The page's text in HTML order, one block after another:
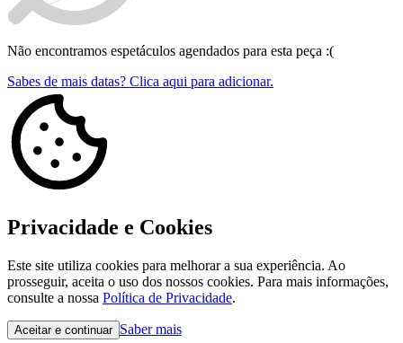
Não encontramos espetáculos agendados para esta peça :(
Sabes de mais datas? Clica aqui para adicionar.
Privacidade e Cookies
Este site utiliza cookies para melhorar a sua experiência. Ao
prosseguir, aceita o uso dos nossos cookies. Para mais informações,
consulte a nossa Política de Privacidade.
Aceitar e continuar Saber mais